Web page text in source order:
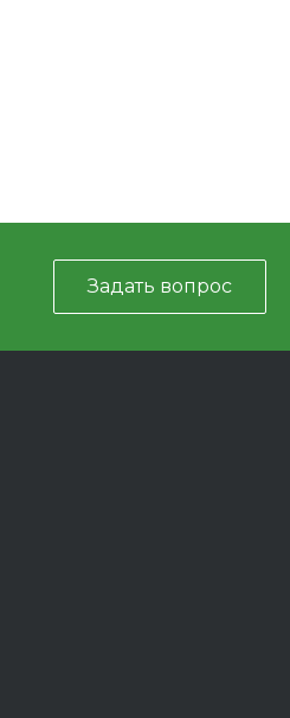
Задать вопрос